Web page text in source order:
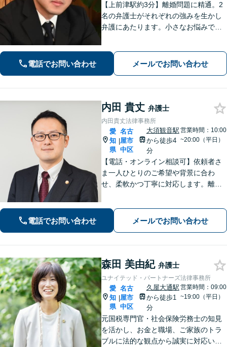
【上前津駅約3分】離婚問題に精通。2
名の弁護士がそれぞれの強みを生かし
弁護にあたります。小さなお悩みで
イスを行います！【初回相談無料】
電話でお問い合わせ メールでお問い合わせ
内田 貴丈 弁護士
内田貴丈法律事務所
愛
知
県
|
名古
屋市
中区
大須観音駅
から徒歩4
分
営業時間：10:00
~20:00（平日）
【電話・オンライン相談可】依頼者さ
ま一人ひとりのご希望や背景に合わ
せ、柔軟かつ丁寧に対応します。離
たします。ご相談ください。【大須観
音駅4分】
電話でお問い合わせ メールでお問い合わせ
森田 美由紀 弁護士
ユナイテッド・パートナーズ法律事務所
愛
知
県
|
名古
屋市
中区
久屋大通駅
から徒歩1
分
営業時間：09:00
~19:00（平日）
元国税専門官・社会保険労務士の知見
を活かし、お金と職場、ご家族のトラ
ブルに法的な観点から誠実に対応いた